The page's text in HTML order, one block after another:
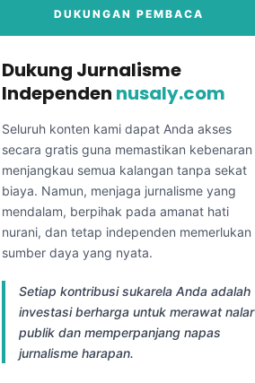
DUKUNGAN PEMBACA
Dukung Jurnalisme
Independen nusaly.com
Seluruh konten kami dapat Anda akses
secara gratis guna memastikan kebenaran
menjangkau semua kalangan tanpa sekat
biaya. Namun, menjaga jurnalisme yang
mendalam, berpihak pada amanat hati
nurani, dan tetap independen memerlukan
sumber daya yang nyata.
Setiap kontribusi sukarela Anda adalah
investasi berharga untuk merawat nalar
publik dan memperpanjang napas
jurnalisme harapan.